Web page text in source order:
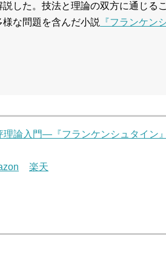
した。技法と理論の双方に通じる
な問題を含んだ小説
『フランケン
理論入門―『フランケンシュタイン
楽天